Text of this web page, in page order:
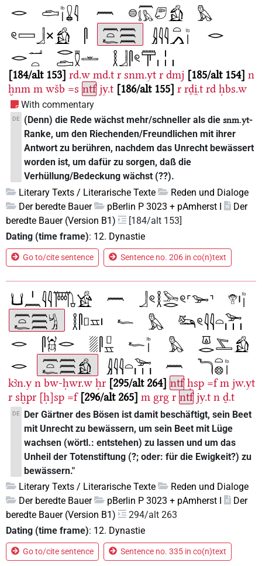
184/alt 153 rd.w md.t r snm.yt r dmj 185/alt 154 n
ḫnm m wšb =s ntf jy.t 186/alt 155 r rḏi̯.t rd ḥbs.w
With commentary
DE (Denn) die Rede wächst mehr/schneller als diesnm.yt-
Ranke, um den Riechenden/Freundlichen mit ihrer
Antwort zu berühren, nachdem das Unrecht bewässert
worden ist, um dafür zu sorgen, daß die
Verhüllung/Bedeckung wächst (??).
Literary Texts / Literarische Texte
Reden und Dialoge
Der beredte Bauer
pBerlin P 3023 + pAmherst I
Der
beredte Bauer (Version B1)
[184/alt 153]
Dating (time frame): 12. Dynastie
Go to/cite sentence Sentence no. 206 in co(n)text
kꜣn.y n bw-ḥwr.w ḥr 295/alt 264 ntf ḥsp =f m jw.yt
r sḫpr [ḥ]sp =f 296/alt 265 m grg r ntf jy.t n ḏ.t
DE
Der Gärtner des Bösen ist damit beschäftigt, sein Beet
mit Unrecht zu bewässern, um sein Beet mit Lüge
wachsen (wörtl.: entstehen) zu lassen und um das
Unheil der Totenstiftung (?; oder: für die Ewigkeit?) zu
bewässern."
Literary Texts / Literarische Texte
Reden und Dialoge
Der beredte Bauer
pBerlin P 3023 + pAmherst I
Der
beredte Bauer (Version B1)
294/alt 263
Dating (time frame): 12. Dynastie
Go to/cite sentence Sentence no. 335 in co(n)text